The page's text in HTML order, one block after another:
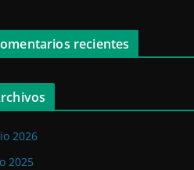
recientes
2026
2025